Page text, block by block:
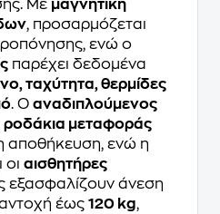
Με μαγνητική
, προσαρμόζεται
ενώ ο
παρέχει δεδομένα
ταχύτητα, θερμίδες
. Ο αναδιπλούμενος
ροδάκια μεταφοράς
αποθήκευση, ενώ η
οι αισθητήρες
εξασφαλίζουν άνεση
έως 120 kg,